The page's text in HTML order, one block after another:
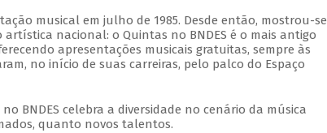
musical em julho de 1985. Desde então, mostrou-se
nacional: o Quintas no BNDES é o mais antigo
apresentações musicais gratuitas, sempre às
no início de suas carreiras, pelo palco do Espaço
BNDES celebra a diversidade no cenário da música
quanto novos talentos.